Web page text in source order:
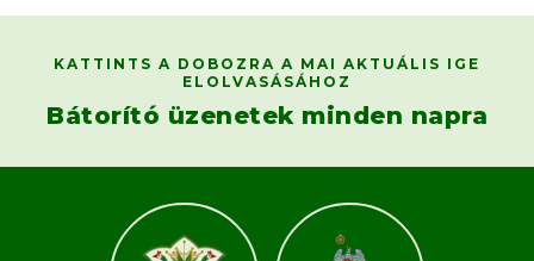
KATTINTS A DOBOZRA A MAI AKTUÁLIS IGE
ELOLVASÁSÁHOZ
Bátorító üzenetek minden napra